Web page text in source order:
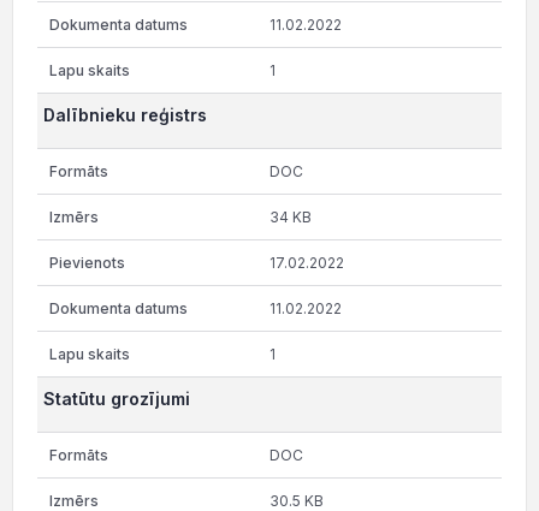
11.02.2022
1
Dalībnieku reģistrs
DOC
34 KB
17.02.2022
11.02.2022
1
Statūtu grozījumi
DOC
30.5 KB